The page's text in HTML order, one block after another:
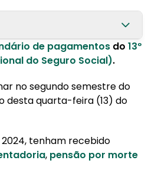
de pagamentos do 13º
do Seguro Social).
no segundo semestre do
desta quarta-feira (13) do
2024, tenham recebido
, pensão por morte